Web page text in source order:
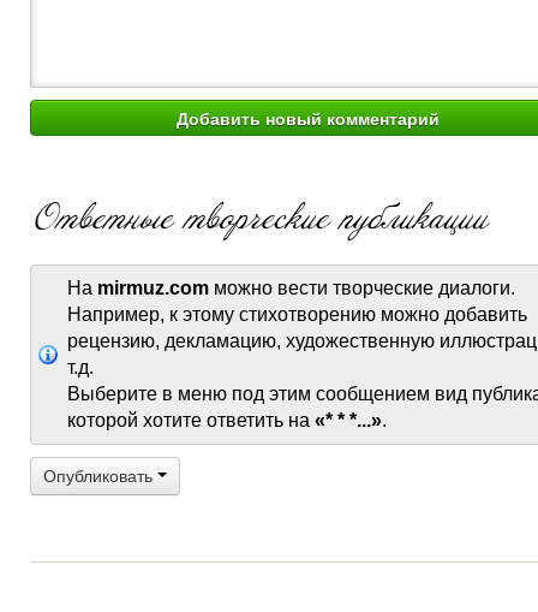
На mirmuz.com можно вести творческие диалоги.
Например, к этому стихотворению можно добавить
рецензию, декламацию, художественную
т.д.
Выберите в меню под этим сообщением вид
которой хотите ответить на «* * *...».
Опубликовать